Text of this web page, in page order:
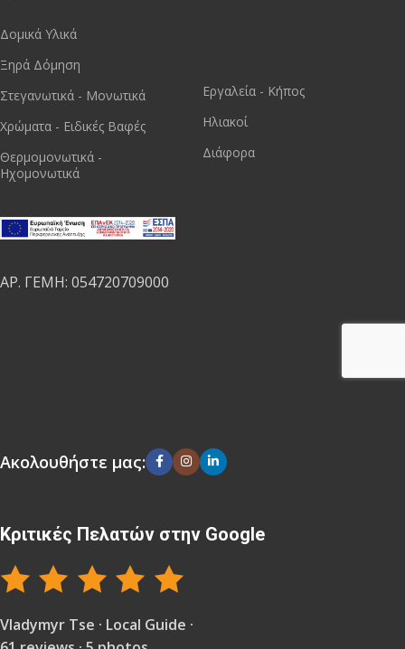
Δομικά Υλικά
Ξηρά Δόμηση
Στεγανωτικά - Μονωτικά
Χρώματα - Ειδικές Βαφές
Θερμομονωτικά -
Ηχομονωτικά
ΑΡ. ΓΕΜΗ: 054720709000
Εργαλεία - Κήπος
Ηλιακοί
Διάφορα
Ακολουθήστε μας:
Κριτικές Πελατών στην Google
Vladymyr Tse · Local Guide ·